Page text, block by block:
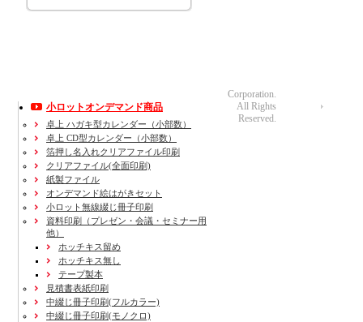
小ロットオンデマンド商品
卓上 ハガキ型カレンダー（小部数）
卓上 CD型カレンダー（小部数）
箔押し名入れクリアファイル印刷
クリアファイル(全面印刷)
紙製ファイル
オンデマンド絵はがきセット
小ロット無線綴じ冊子印刷
資料印刷
（プレゼン・会議・セミナー用
他）
ホッチキス留め
ホッチキス無し
テープ製本
見積書表紙印刷
中綴じ冊子印刷(フルカラー)
中綴じ冊子印刷(モノクロ)
Corporation.
All Rights
Reserved.